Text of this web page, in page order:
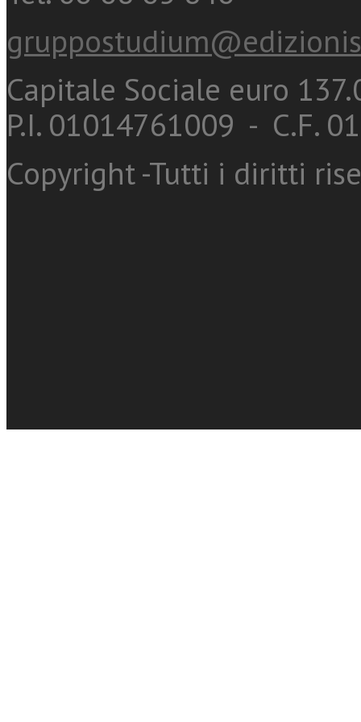
Capitale Sociale euro
P.I. 01014761009 - C.F.
Copyright -Tutti i diritti